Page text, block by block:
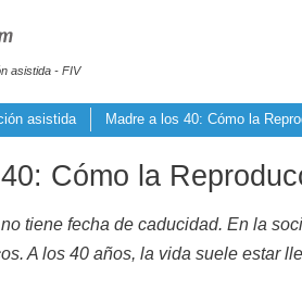
asistida - FIV
asistida Madre a los 40: Cómo la
Cómo la
tiene fecha de caducidad. En la
A los 40 años, la vida suele estar